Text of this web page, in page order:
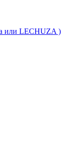
или LECHUZA )